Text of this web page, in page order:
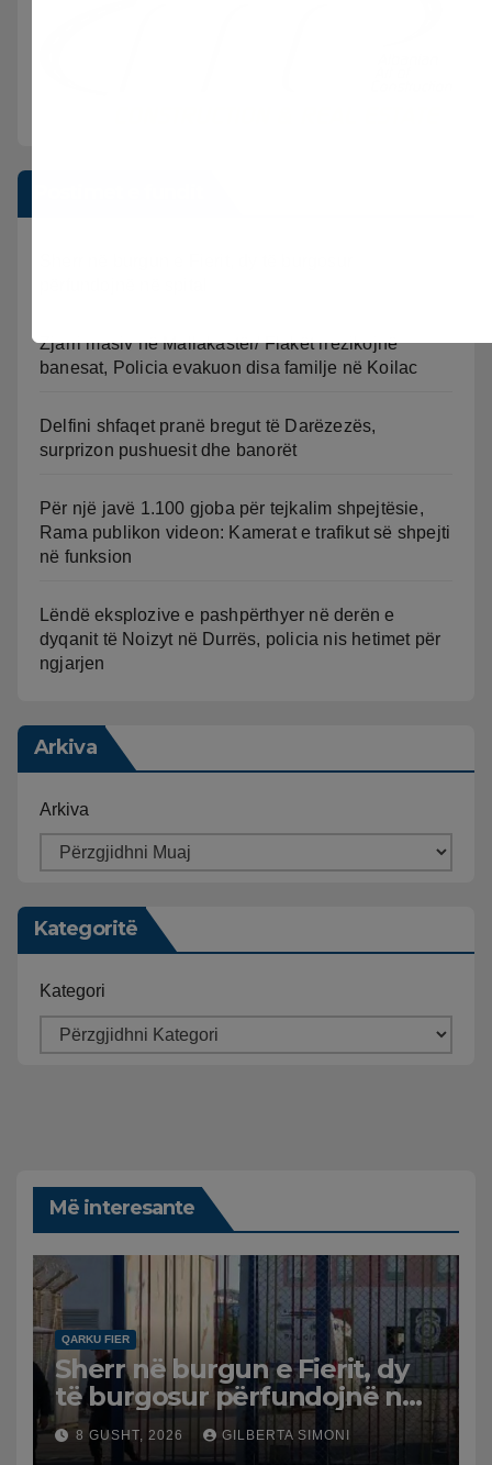
Zjarri masiv në Mallakastër/ Flakët rrezikojnë
banesat, Policia evakuon disa familje në Koilac
Delfini shfaqet pranë bregut të Darëzezës,
surprizon pushuesit dhe banorët
Për një javë 1.100 gjoba për tejkalim shpejtësie,
Rama publikon videon: Kamerat e trafikut së shpejti
në funksion
Lëndë eksplozive e pashpërthyer në derën e
dyqanit të Noizyt në Durrës, policia nis hetimet për
ngjarjen
Arkiva
Arkiva
Kategoritë
Kategori
Më interesante
QARKU FIER
Sherr në burgun e Fierit, dy
të burgosur përfundojnë në
spital
8 GUSHT, 2026 GILBERTA SIMONI